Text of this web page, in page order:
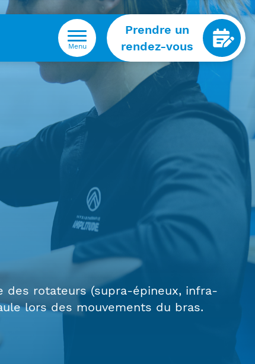
Menu
Prendre un
rendez-vous
des rotateurs (supra-épineux, infra-
lors des mouvements du bras.